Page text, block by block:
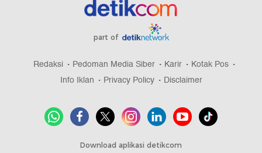
part of
Redaksi Pedoman Media Siber Karir
Kotak Pos
Info Iklan
Privacy Policy Disclaimer
Download aplikasi detikcom